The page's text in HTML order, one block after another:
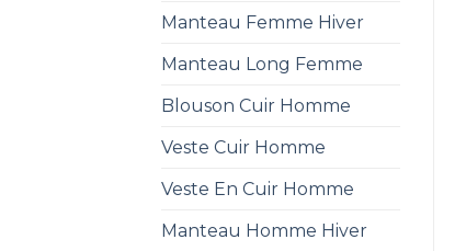
Manteau Femme Hiver
Manteau Long Femme
Blouson Cuir Homme
Veste Cuir Homme
Veste En Cuir Homme
Manteau Homme Hiver